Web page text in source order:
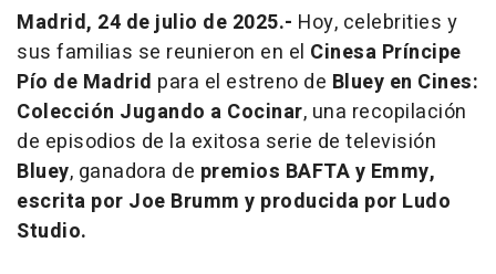
Madrid, 24 de julio de 2025.- Hoy, celebrities y
sus familias se reunieron en el Cinesa Príncipe
Pío de Madrid para el estreno de Bluey en Cines:
Colección Jugando a Cocinar, una recopilación
de episodios de la exitosa serie de televisión
Bluey, ganadora de premios BAFTA y Emmy,
escrita por Joe Brumm y producida por Ludo
Studio.